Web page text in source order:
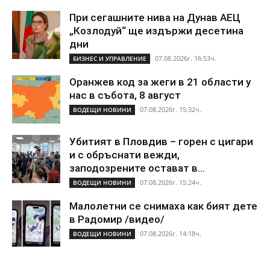
При сегашните нива на Дунав АЕЦ
„Козлодуй“ ще издържи десетина
дни
БИЗНЕС И УПРАВЛЕНИЕ 07.08.2026г. 16:53ч.
Оранжев код за жеги в 21 области у
нас в събота, 8 август
ВОДЕЩИ НОВИНИ 07.08.2026г. 15:32ч.
Убитият в Пловдив – горен с цигари
и с обръснати вежди,
заподозрените остават в...
ВОДЕЩИ НОВИНИ 07.08.2026г. 15:24ч.
Малолетни се снимаха как бият дете
в Радомир /видео/
ВОДЕЩИ НОВИНИ 07.08.2026г. 14:18ч.